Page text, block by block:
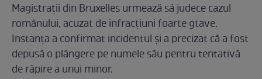
Magistrații din Bruxelles urmează să judece cazul
românului, acuzat de infracțiuni foarte gtave.
Instanța a confirmat incidentul și a precizat că a fost
depusă o plângere pe numele său pentru tentativă
de răpire a unui minor.